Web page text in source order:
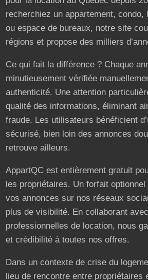
recherchiez un appartement, condo,
ou espace de bureaux, notre site
régions et propose des milliers
Ce qui fait la différence ? Chaque
minutieusement vérifiée
authenticité. Une attention
qualité des informations, éliminant
fraude. Les utilisateurs bénéficient
sécurisé, bien loin des annonces
retrouve ailleurs.
AppartQC est entièrement gratuit
les propriétaires. Un forfait
vos annonces sur nos réseaux
plus de visibilité. En collaborant
professionnelles de location, nous
et crédibilité à toutes nos offres.
Dans un contexte de crise du
lieu de rencontre entre propriétaires